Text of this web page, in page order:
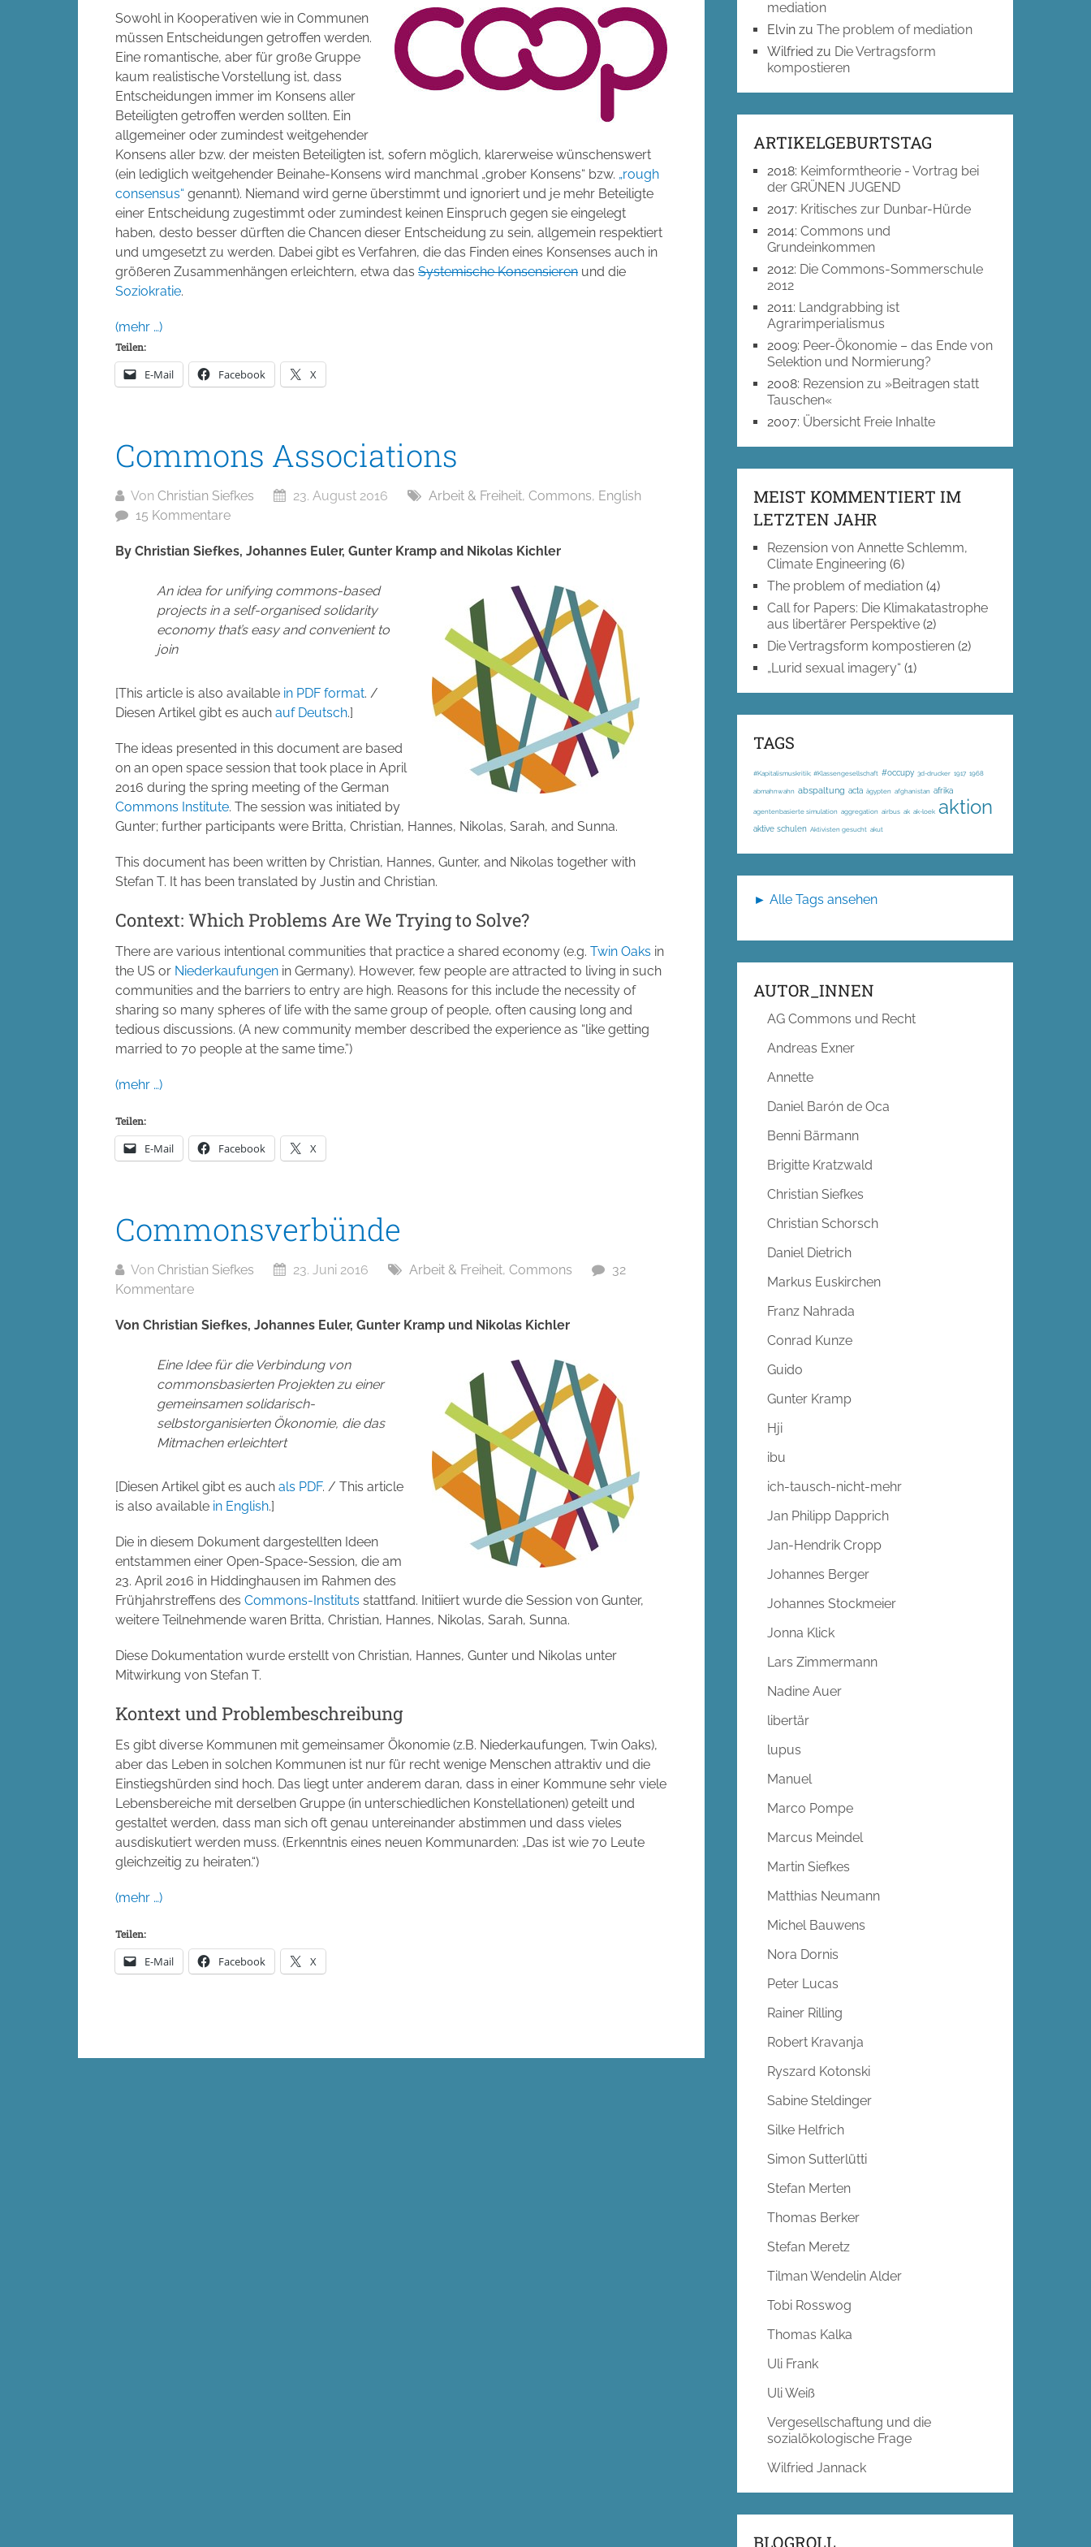
Sowohl in Kooperativen wie in Communen
müssen Entscheidungen getroffen werden.
Eine romantische, aber für große Gruppe
kaum realistische Vorstellung ist, dass
Entscheidungen immer im Konsens aller
Beteiligten getroffen werden sollten. Ein
allgemeiner oder zumindest weitgehender
Konsens aller bzw. der meisten Beteiligten ist, sofern möglich, klarerweise wünschenswert
(ein lediglich weitgehender Beinahe-Konsens wird manchmal „grober Konsens“ bzw. „rough
consensus“ genannt). Niemand wird gerne überstimmt und ignoriert und je mehr Beteiligte
einer Entscheidung zugestimmt oder zumindest keinen Einspruch gegen sie eingelegt
haben, desto besser dürften die Chancen dieser Entscheidung zu sein, allgemein respektiert
und umgesetzt zu werden. Dabei gibt es Verfahren, die das Finden eines Konsenses auch in
größeren Zusammenhängen erleichtern, etwa das Systemische Konsensieren und die
Soziokratie.
(mehr …)
Teilen:
E-Mail Facebook X
Commons Associations
Von Christian Siefkes 23. August 2016 Arbeit & Freiheit, Commons, English
15 Kommentare
By Christian Siefkes, Johannes Euler, Gunter Kramp and Nikolas Kichler
An idea for unifying commons-based
projects in a self-organised solidarity
economy that’s easy and convenient to
join
[This article is also available in PDF format. /
Diesen Artikel gibt es auch auf Deutsch.]
The ideas presented in this document are based
on an open space session that took place in April
2016 during the spring meeting of the German
Commons Institute. The session was initiated by
Gunter; further participants were Britta, Christian, Hannes, Nikolas, Sarah, and Sunna.
This document has been written by Christian, Hannes, Gunter, and Nikolas together with
Stefan T. It has been translated by Justin and Christian.
Context: Which Problems Are We Trying to Solve?
There are various intentional communities that practice a shared economy (e.g. Twin Oaks in
the US or Niederkaufungen in Germany). However, few people are attracted to living in such
communities and the barriers to entry are high. Reasons for this include the necessity of
sharing so many spheres of life with the same group of people, often causing long and
tedious discussions. (A new community member described the experience as “like getting
married to 70 people at the same time.”)
(mehr …)
Teilen:
E-Mail Facebook X
Commonsverbünde
Von Christian Siefkes 23. Juni 2016 Arbeit & Freiheit, Commons
32
Kommentare
Von Christian Siefkes, Johannes Euler, Gunter Kramp und Nikolas Kichler
Eine Idee für die Verbindung von
commonsbasierten Projekten zu einer
gemeinsamen solidarisch-
selbstorganisierten Ökonomie, die das
Mitmachen erleichtert
[Diesen Artikel gibt es auch als PDF. / This article
is also available in English.]
Die in diesem Dokument dargestellten Ideen
entstammen einer Open-Space-Session, die am
23. April 2016 in Hiddinghausen im Rahmen des
Frühjahrstreffens des Commons-Instituts stattfand. Initiiert wurde die Session von Gunter,
weitere Teilnehmende waren Britta, Christian, Hannes, Nikolas, Sarah, Sunna.
Diese Dokumentation wurde erstellt von Christian, Hannes, Gunter und Nikolas unter
Mitwirkung von Stefan T.
Kontext und Problembeschreibung
Es gibt diverse Kommunen mit gemeinsamer Ökonomie (z.B. Niederkaufungen, Twin Oaks),
aber das Leben in solchen Kommunen ist nur für recht wenige Menschen attraktiv und die
Einstiegshürden sind hoch. Das liegt unter anderem daran, dass in einer Kommune sehr viele
Lebensbereiche mit derselben Gruppe (in unterschiedlichen Konstellationen) geteilt und
gestaltet werden, dass man sich oft genau untereinander abstimmen und dass vieles
ausdiskutiert werden muss. (Erkenntnis eines neuen Kommunarden: „Das ist wie 70 Leute
gleichzeitig zu heiraten.“)
(mehr …)
Teilen:
E-Mail Facebook X
mediation
Elvin zuThe problem of mediation
Wilfried zu Die Vertragsform
kompostieren
ARTIKELGEBURTSTAG
2018: Keimformtheorie - Vortrag bei
der GRÜNEN JUGEND
2017: Kritisches zur Dunbar-Hürde
2014:Commons und
Grundeinkommen
2012: Die Commons-Sommerschule
2012
2011: Landgrabbing ist
Agrarimperialismus
2009: Peer-Ökonomie – das Ende von
Selektion und Normierung?
2008: Rezension zu »Beitragen statt
Tauschen«
2007: Übersicht Freie Inhalte
MEIST KOMMENTIERT IM
LETZTEN JAHR
Rezension von Annette Schlemm,
Climate Engineering (6)
The problem of mediation (4)
Call for Papers: Die Klimakatastrophe
aus libertärer Perspektive (2)
Die Vertragsform kompostieren (2)
„Lurid sexual imagery“ (1)
TAGS
#Kapitalismuskritik; #Klassengesellschaft #occupy 3d-drucker 1917 1968
abmahnwahn abspaltung acta ägypten afghanistan afrika
agentenbasierte simulation aggregation airbus ak ak-loek aktion
aktive schulen Aktivisten gesucht akut
► Alle Tags ansehen
AUTOR_INNEN
AG Commons und Recht
Andreas Exner
Annette
Daniel Barón de Oca
Benni Bärmann
Brigitte Kratzwald
Christian Siefkes
Christian Schorsch
Daniel Dietrich
Markus Euskirchen
Franz Nahrada
Conrad Kunze
Guido
Gunter Kramp
Hji
ibu
ich-tausch-nicht-mehr
Jan Philipp Dapprich
Jan-Hendrik Cropp
Johannes Berger
Johannes Stockmeier
Jonna Klick
Lars Zimmermann
Nadine Auer
libertär
lupus
Manuel
Marco Pompe
Marcus Meindel
Martin Siefkes
Matthias Neumann
Michel Bauwens
Nora Dornis
Peter Lucas
Rainer Rilling
Robert Kravanja
Ryszard Kotonski
Sabine Steldinger
Silke Helfrich
Simon Sutterlütti
Stefan Merten
Thomas Berker
Stefan Meretz
Tilman Wendelin Alder
Tobi Rosswog
Thomas Kalka
Uli Frank
Uli Weiß
Vergesellschaftung und die
sozialökologische Frage
Wilfried Jannack
BLOGROLL